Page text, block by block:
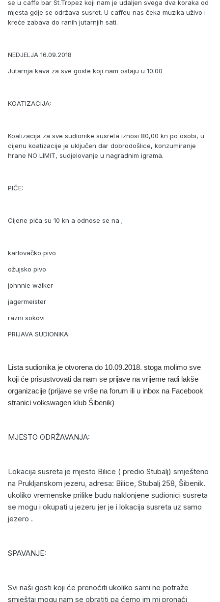
se u caffe bar St.Tropez koji nam je udaljen svega dva koraka od
mjesta gdje se održava susret. U caffeu nas čeka muzika uživo i
kreće zabava do ranih jutarnjih sati.
NEDJELJA 16.09.2018
Jutarnja kava za sve goste koji nam ostaju u 10:00
KOATIZACIJA:
Koatizacija za sve sudionike susreta iznosi 80,00 kn po osobi, u
cijenu koatizacije je uključen dar dobrodošlice, konzumiranje
hrane NO LIMIT, sudjelovanje u nagradnim igrama.
PIĆE:
Cijene pića su 10 kn a odnose se na ;
karlovačko pivo
ožujsko pivo
johnnie walker
jagermeister
razni sokovi
PRIJAVA SUDIONIKA:
Lista sudionika je otvorena do 10.09.2018. stoga molimo sve
koji će prisustvovati da nam se prijave na vrijeme radi lakše
organizacije (prijave se vrše na forum ili u inbox na Facebook
stranici volkswagen klub Šibenik)
MJESTO ODRŽAVANJA:
Lokacija susreta je mjesto Bilice ( predio Stubalj) smješteno
na Prukljanskom jezeru, adresa: Bilice, Stubalj 258, Šibenik.
ukoliko vremenske prilike budu naklonjene sudionici susreta
se mogu i okupati u jezeru jer je i lokacija susreta uz samo
jezero .
SPAVANJE:
Svi naši gosti koji će prenoćiti ukoliko sami ne potraže
smještaj mogu nam se obratiti pa ćemo im mi pronaći